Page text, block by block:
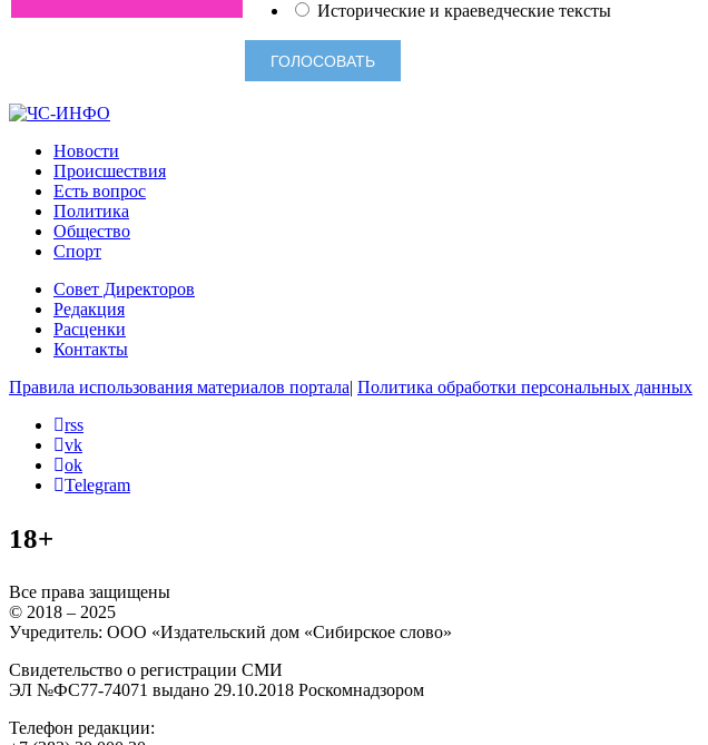
Исторические и краеведческие тексты
Новости
Происшествия
Есть вопрос
Политика
Общество
Спорт
Совет Директоров
Редакция
Расценки
Контакты
Правила использования материалов портала| Политика обработки персональных данных
rss
vk
ok
Telegram
18+
Все права защищены
© 2018 – 2025
Учредитель: ООО «Издательский дом «Сибирское слово»
Свидетельство о регистрации СМИ
ЭЛ №ФС77-74071 выдано 29.10.2018 Роскомнадзором
Телефон редакции: